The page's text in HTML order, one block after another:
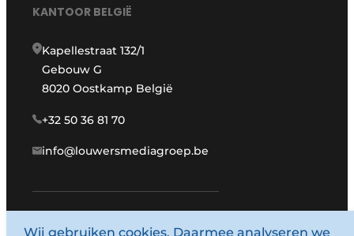
KANTOOR BELGIË
Kapellestraat 132/1
Gebouw G
8020 Oostkamp België
+32 50 36 81 70
info@louwersmediagroep.be
www.louwersmediagroep.com
Wij gebruiken cookies. Daarmee analyseren we